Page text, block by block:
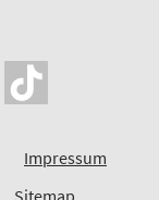
Impressum